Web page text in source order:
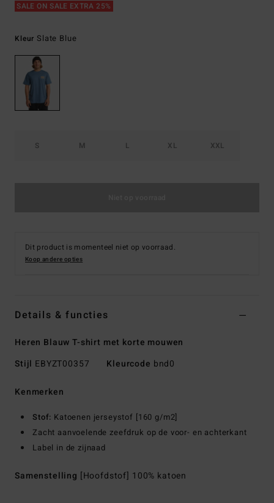
SALE ON SALE EXTRA 25%
Kleur Slate Blue
S M L XL XXL
Dit product is momenteel niet op voorraad.
Koop andere opties
Details & functies
Heren Blauw T-shirt met korte mouwen
Stijl EBYZT00357 Kleurcode bnd0
Kenmerken
Stof: Katoenen jerseystof [160 g/m2]
Zacht aanvoelende zeefdruk op de voor- en achterkant
Label in de zijnaad
Samenstelling [Hoofdstof] 100% katoen